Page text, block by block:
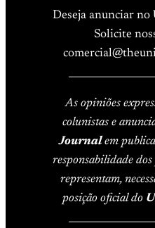
Deseja anunciar no
Solicite
As opiniões
colunistas e
Journalem
responsabilidade
representam,
posição oficial do